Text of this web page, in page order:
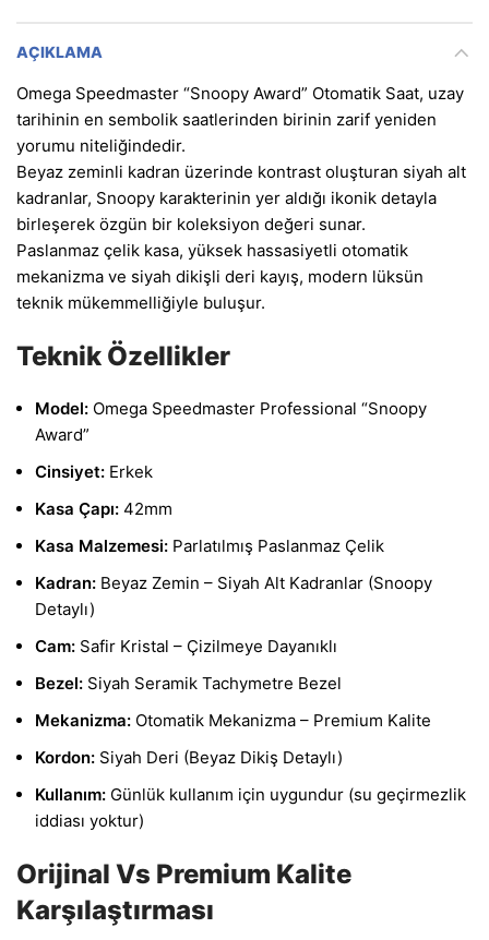
AÇIKLAMA
Omega Speedmaster “Snoopy Award” Otomatik Saat, uzay
tarihinin en sembolik saatlerinden birinin zarif yeniden
yorumu niteliğindedir.
Beyaz zeminli kadran üzerinde kontrast oluşturan siyah alt
kadranlar, Snoopy karakterinin yer aldığı ikonik detayla
birleşerek özgün bir koleksiyon değeri sunar.
Paslanmaz çelik kasa, yüksek hassasiyetli otomatik
mekanizma ve siyah dikişli deri kayış, modern lüksün
teknik mükemmelliğiyle buluşur.
Teknik Özellikler
Model: Omega Speedmaster Professional “Snoopy
Award”
Cinsiyet: Erkek
Kasa Çapı: 42mm
Kasa Malzemesi: Parlatılmış Paslanmaz Çelik
Kadran: Beyaz Zemin – Siyah Alt Kadranlar (Snoopy
Detaylı)
Cam: Safir Kristal – Çizilmeye Dayanıklı
Bezel: Siyah Seramik Tachymetre Bezel
Mekanizma: Otomatik Mekanizma – Premium Kalite
Kordon: Siyah Deri (Beyaz Dikiş Detaylı)
Kullanım: Günlük kullanım için uygundur (su geçirmezlik
iddiası yoktur)
Orijinal Vs Premium Kalite
Karşılaştırması